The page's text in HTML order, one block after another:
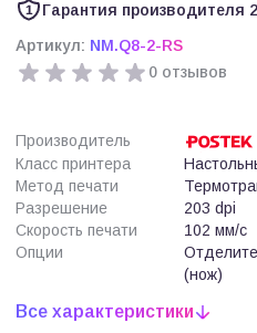
Гарантия производителя
Артикул: NM.Q8-2-RS
0 отзывов
Производитель
Класс принтера
Метод печати
Разрешение
203 dpi
Скорость печати
102 мм/с
Опции
(нож)
Все характеристики